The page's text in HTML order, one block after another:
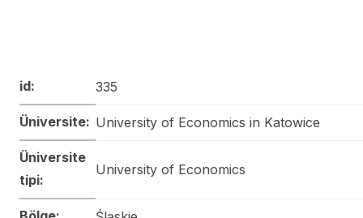
id: 335
Üniversite: University of Economics in Katowice
Üniversite
tipi:
University of Economics